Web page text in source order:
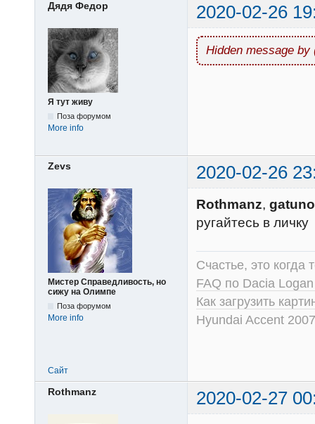
Дядя Федор 2020-02-26
Я тут живу
Поза форумом
More info
Hidden message by
Zevs 2020-02-26
Мистер Справедливость, но
сижу на Олимпе
Поза форумом
More info
Rothmanz, gatuno
ругайтесь в личку
Счастье, это когда
FAQ по Dacia
Как загрузить
Hyundai Accent
Сайт
Rothmanz 2020-02-27